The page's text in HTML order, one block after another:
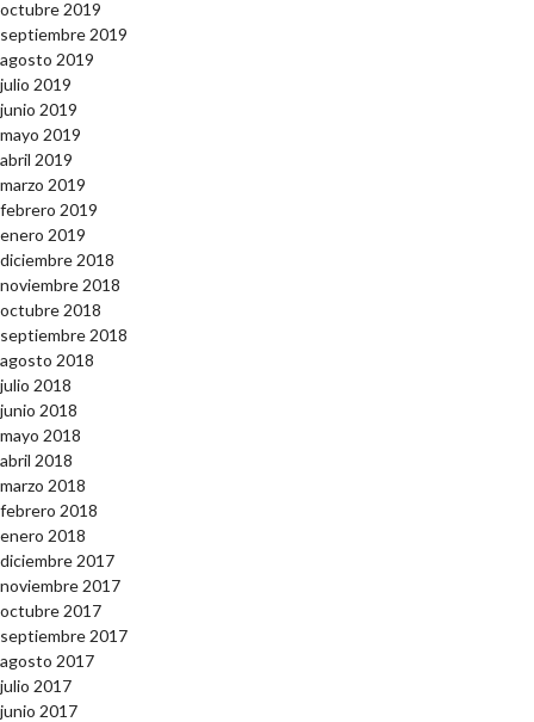
octubre 2019
septiembre 2019
agosto 2019
julio 2019
junio 2019
mayo 2019
abril 2019
marzo 2019
febrero 2019
enero 2019
diciembre 2018
noviembre 2018
octubre 2018
septiembre 2018
agosto 2018
julio 2018
junio 2018
mayo 2018
abril 2018
marzo 2018
febrero 2018
enero 2018
diciembre 2017
noviembre 2017
octubre 2017
septiembre 2017
agosto 2017
julio 2017
junio 2017